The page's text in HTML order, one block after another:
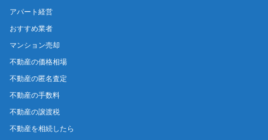
アパート経営
おすすめ業者
マンション売却
不動産の価格相場
不動産の匿名査定
不動産の手数料
不動産の譲渡税
不動産を相続したら